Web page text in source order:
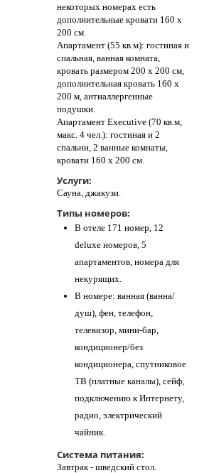
некоторых номерах есть
дополнительные кровати 160 х
200 см.
Апартамент (55 кв.м): гостиная и
спальная, ванная комната,
кровать размером 200 х 200 см,
дополнительная кровать 160 х
200 м, антиаллергенные
подушки.
Апартамент Executive (70 кв.м,
макс. 4 чел.): гостиная и 2
спальни, 2 ванные комнаты,
кровати 160 х 200 см.
Услуги:
Cауна, джакузи.
Типы номеров:
В отеле 171 номер, 12
deluxe номеров, 5
апартаментов, номера для
некурящих.
В номере: ванная (ванна/
душ), фен, телефон,
телевизор, мини-бар,
кондиционер/без
кондиционера, спутниковое
ТВ (платные каналы), сейф,
подключению к Интернету,
радио, электрический
чайник.
Система питания:
Завтрак - шведский стол.